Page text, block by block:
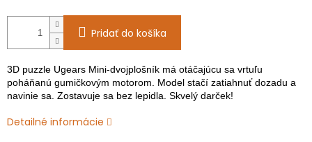
Pridať do košíka
3D puzzle Ugears Mini-dvojplošník má otáčajúcu sa vrtuľu
poháňanú gumičkovým motorom. Model stačí zatiahnuť dozadu a
navinie sa. Zostavuje sa bez lepidla. Skvelý darček!
Detailné informácie